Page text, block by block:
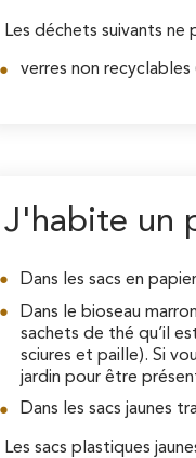
Les déchets suivants
verres non
J'habite un
Dans les sacs en
Dans le bioseau
sachets de thé qu’il
sciures et paille). Si
jardin pour être
Dans les sacs jaunes
Les sacs plastiques